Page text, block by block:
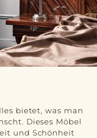
bietet, was man
Dieses Möbel
und Schönheit